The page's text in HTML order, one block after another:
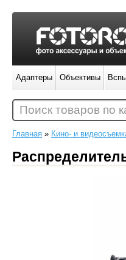
Главная » Кино- и
Адаптеры Объективы
Поиск товаров по